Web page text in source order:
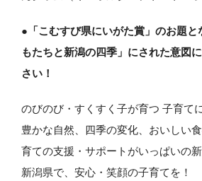
●「こむすび県にいがた賞」のお題と
もたちと新潟の四季」にされた意図
さい！
のびのび・すくすく子が育つ 子育て
豊かな自然、四季の変化、おいしい
育ての支援・サポートがいっぱいの新
新潟県で、安心・笑顔の子育てを！